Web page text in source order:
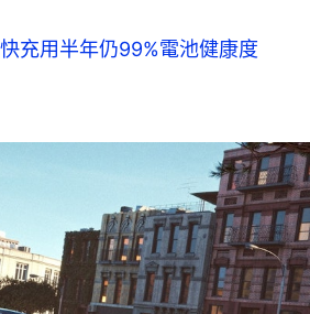
充用半年仍99%電池健康度